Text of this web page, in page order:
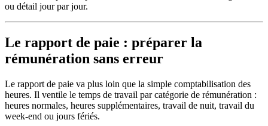
ou détail jour par jour.
Le rapport de paie : préparer la
rémunération sans erreur
Le rapport de paie va plus loin que la simple comptabilisation des
heures. Il ventile le temps de travail par catégorie de rémunération :
heures normales, heures supplémentaires, travail de nuit, travail du
week-end ou jours fériés.